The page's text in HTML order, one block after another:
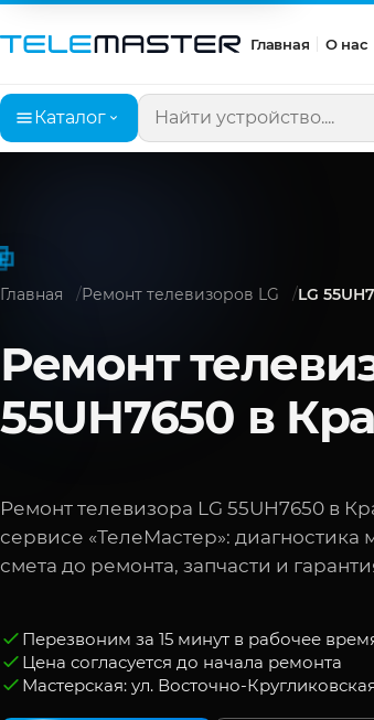
Главная О нас
Каталог
Поиск по сайту
Главная Ремонт телевизоров LG LG
Ремонт
55UH7650 в
Ремонт телевизора LG 55UH7650 в
сервисе «ТелеМастер»: диагностика
смета до ремонта, запчасти и
Перезвоним за 15 минут в рабочее
Цена согласуется до начала ремонта
Мастерская: ул. Восточно-